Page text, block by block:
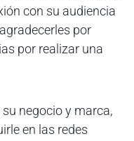
con su audiencia
por
por realizar una
negocio y marca,
en las redes